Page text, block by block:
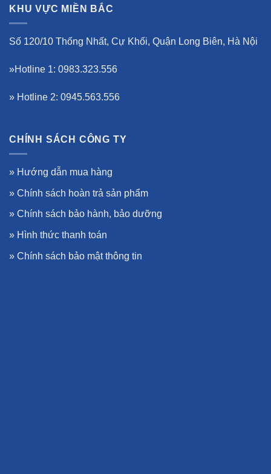
KHU VỰC MIỀN BẮC
Số 120/10 Thống Nhất, Cự Khối, Quận Long Biên, Hà Nội
»Hotline 1: 0983.323.556
» Hotline 2: 0945.563.556
CHÍNH SÁCH CÔNG TY
» Hướng dẫn mua hàng
» Chính sách hoàn trả sản phẩm
» Chính sách bảo hành, bảo dưỡng
» Hình thức thanh toán
» Chính sách bảo mật thông tin